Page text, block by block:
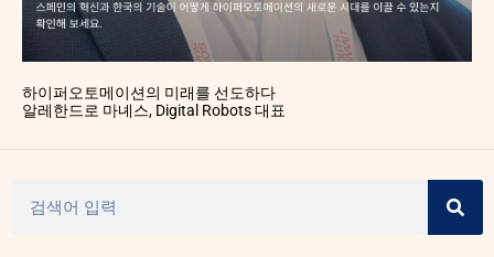
하이퍼오토메이션의 미래를 선도하다
알레한드로 마녜스, Digital Robots 대표